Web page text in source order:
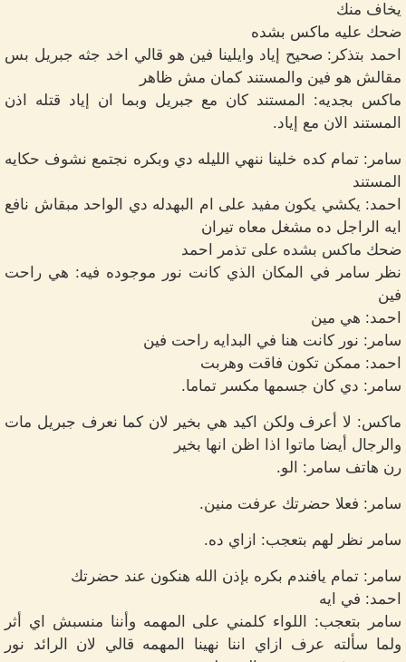
يخاف منك
ضحك عليه ماكس بشده
احمد بتذكر: صحيح إياد وايلينا فين هو قالي اخد جثه جبريل بس
مقالش هو فين والمستند كمان مش ظاهر
ماكس بجديه: المستند كان مع جبريل وبما ان إياد قتله اذن
المستند الان مع إياد.
سامر: تمام كده خلينا ننهي الليله دي وبكره نجتمع نشوف حكايه
المستند
احمد: يكشي يكون مفيد على ام البهدله دي الواحد مبقاش نافع
ايه الراجل ده مشغل معاه تيران
ضحك ماكس بشده على تذمر احمد
نظر سامر في المكان الذي كانت نور موجوده فيه: هي راحت
فين
احمد: هي مين
سامر: نور كانت هنا في البدايه راحت فين
احمد: ممكن تكون فاقت وهربت
سامر: دي كان جسمها مكسر تماما.
ماكس: لا أعرف ولكن اكيد هي بخير لان كما نعرف جبريل مات
والرجال أيضا ماتوا اذا اظن انها بخير
رن هاتف سامر: الو.
سامر: فعلا حضرتك عرفت منين.
سامر نظر لهم بتعجب: ازاي ده.
سامر: تمام يافندم بكره بإذن الله هنكون عند حضرتك
احمد: في ايه
سامر بتعجب: اللواء كلمني على المهمه وأننا منسبش اي أثر
ولما سألته عرف ازاي اننا نهينا المهمه قالي لان الرائد نور